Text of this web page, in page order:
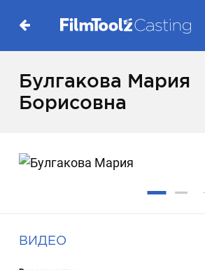
Булгакова Мария
Борисовна
ВИДЕО